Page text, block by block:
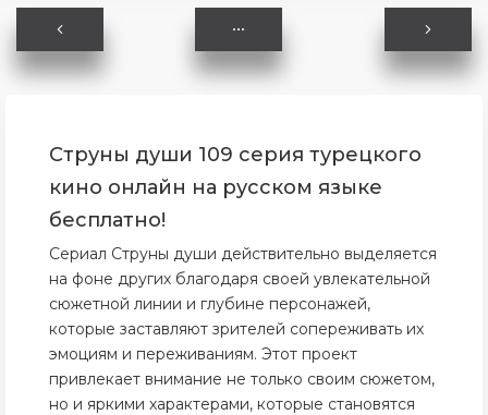
Струны души 109 серия турецкого
кино онлайн на русском языке
бесплатно!
Сериал Струны души действительно выделяется
на фоне других благодаря своей увлекательной
сюжетной линии и глубине персонажей,
которые заставляют зрителей сопереживать их
эмоциям и переживаниям. Этот проект
привлекает внимание не только своим сюжетом,
но и яркими характерами, которые становятся